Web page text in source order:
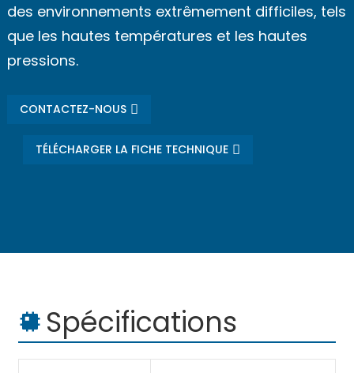
des environnements extrêmement difficiles, tels
que les hautes températures et les hautes
pressions.
CONTACTEZ-NOUS
TÉLÉCHARGER LA FICHE TECHNIQUE
Spécifications